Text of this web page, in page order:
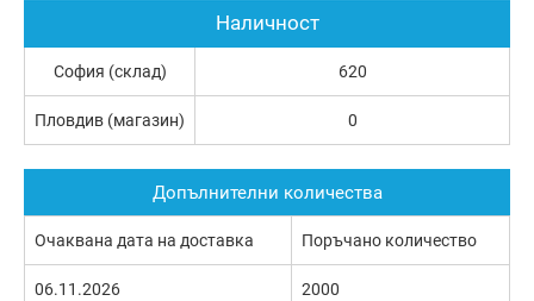
Наличност
София (склад) 620
Пловдив (магазин) 0
Допълнителни количества
Очаквана дата на доставка Поръчано количество
06.11.2026 2000